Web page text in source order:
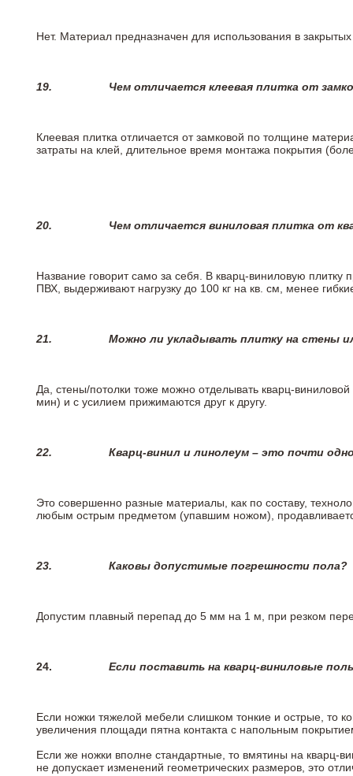
Нет. Материал предназначен для использования в
19. Чем отличается клеевая плитка от
Клеевая плитка отличается от замковой по толщине
затраты на клей, длительное время монтажа покрытия
20. Чем отличается виниловая плитка от
Название говорит само за себя. В кварц-виниловую
ПВХ, выдерживают нагрузку до 100 кг на кв. см, менее
21. Можно ли укладывать плитку на стены
Да, стены/потолки тоже можно отделывать кварц-
мин) и с усилием прижимаются друг к другу.
22. Кварц-винил и линолеум – это почти
Это совершенно разные материалы, как по составу,
любым острым предметом (упавшим ножом),
23. Каковы допустимые погрешности пола?
Допустим плавный перепад до 5 мм на 1 м, при резком
24. Если поставить на кварц-виниловые
Если ножки тяжелой мебели слишком тонкие и острые, то
увеличения площади пятна контакта с напольным
Если же ножки вполне стандартные, то вмятины на кварц-
не допускает изменений геометрических размеров, это